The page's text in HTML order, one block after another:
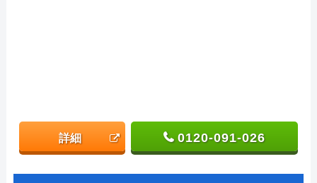
詳細 0120-091-026